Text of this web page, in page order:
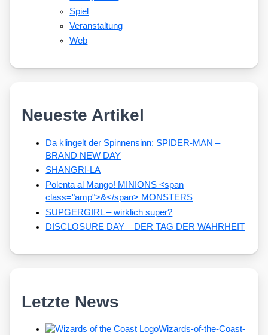
Spiel
Veranstaltung
Web
Neueste Artikel
Da klingelt der Spinnensinn: SPIDER-MAN –
BRAND NEW DAY
SHANGRI-LA
Polenta al Mango! MINIONS <span
class="amp">&</span> MONSTERS
SUPGERGIRL – wirklich super?
DISCLOSURE DAY – DER TAG DER WAHRHEIT
Letzte News
Wizards-of-the-Coast-